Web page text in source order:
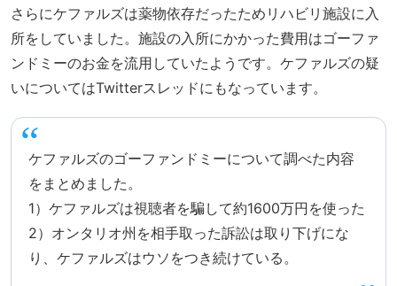
さらにケファルズは薬物依存だったためリハビリ施設に入
所をしていました。施設の入所にかかった費用はゴーファ
ンドミーのお金を流用していたようです。ケファルズの疑
いについてはTwitterスレッドにもなっています。
ケファルズのゴーファンドミーについて調べた内容
をまとめました。
1）ケファルズは視聴者を騙して約1600万円を使った
2）オンタリオ州を相手取った訴訟は取り下げにな
り、ケファルズはウソをつき続けている。